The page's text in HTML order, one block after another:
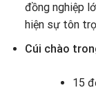
đồng nghiệp
hiện sự tôn
Cúi chào
15